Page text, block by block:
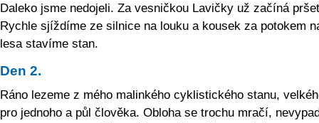
Daleko jsme nedojeli. Za vesničkou Lavičky už začíná
Rychle sjíždíme ze silnice na louku a kousek za potokem
lesa stavíme stan.
Den 2.
Ráno lezeme z mého malinkého cyklistického stanu,
pro jednoho a půl člověka. Obloha se trochu mračí,